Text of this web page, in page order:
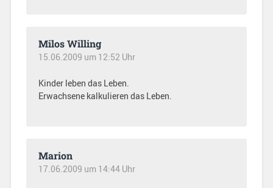
Milos Willing
15.06.2009 um 12:52 Uhr
Kinder leben das Leben.
Erwachsene kalkulieren das Leben.
Marion
17.06.2009 um 14:44 Uhr